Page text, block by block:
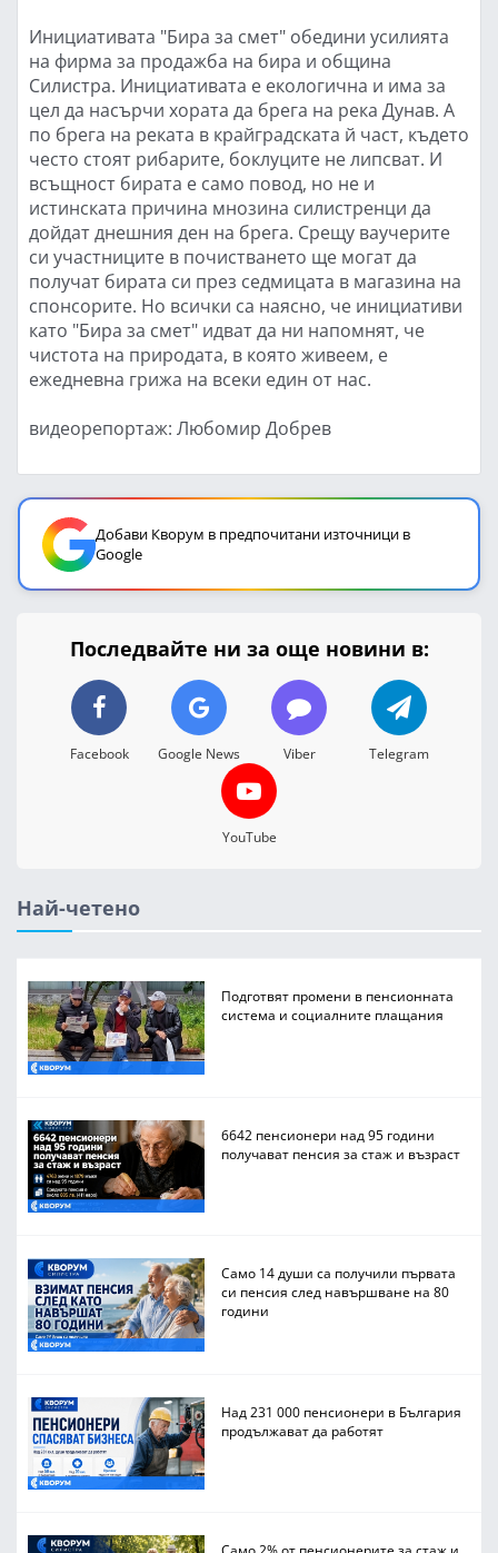
Инициативата "Бира за смет" обедини усилията
на фирма за продажба на бира и община
Силистра. Инициативата е екологична и има за
цел да насърчи хората да брега на река Дунав. А
по брега на реката в крайградската й част, където
често стоят рибарите, боклуците не липсват. И
всъщност бирата е само повод, но не и
истинската причина мнозина силистренци да
дойдат днешния ден на брега. Срещу ваучерите
си участниците в почистването ще могат да
получат бирата си през седмицата в магазина на
спонсорите. Но всички са наясно, че инициативи
като "Бира за смет" идват да ни напомнят, че
чистота на природата, в която живеем, е
ежедневна грижа на всеки един от нас.
видеорепортаж: Любомир Добрев
Добави Кворум в предпочитани източници в
Google
Последвайте ни за още новини в:
Facebook Google News Viber Telegram
YouTube
Най-четено
Подготвят промени в пенсионната
система и социалните плащания
6642 пенсионери над 95 години
получават пенсия за стаж и възраст
Само 14 души са получили първата
си пенсия след навършване на 80
години
Над 231 000 пенсионери в България
продължават да работят